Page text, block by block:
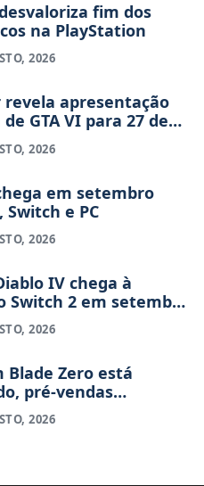
fim dos
na PlayStation
2026
revela apresentação
GTA VI para 27 de
2026
em setembro
Switch e PC
2026
IV chega à
Switch 2 em setembro
o preço de um jogo
2026
Blade Zero está
pré-vendas
na próxima semana
2026